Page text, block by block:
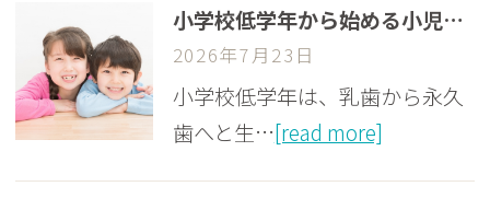
小学校低学年から始める小児矯正｜メリットや歯科医院選びのポイントを解説
2026年7月23日
小学校低学年は、乳歯から永久
歯へと生…[read more]